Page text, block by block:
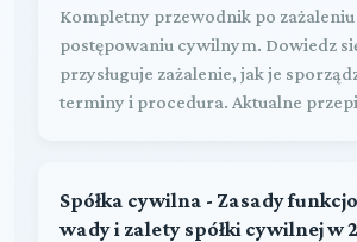
Kompletny przewodnik po
postępowaniu cywilnym. Dowiedz
przysługuje zażalenie, jak je
terminy i procedura. Aktualne
Spółka cywilna - Zasady
wady i zalety spółki cywilnej w